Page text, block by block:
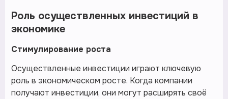
Роль осуществленных инвестиций в
экономике
Стимулирование роста
Осуществленные инвестиции играют ключевую
роль в экономическом росте. Когда компании
получают инвестиции, они могут расширять своё